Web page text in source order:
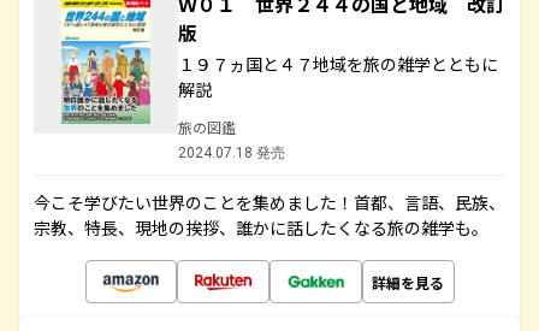
版
１９７ヵ国と４７地域を旅の雑学とともに
解説
旅の図鑑
2024.07.18 発売
今こそ学びたい世界のことを集めました！首都、言語、民族、
宗教、特長、現地の挨拶、誰かに話したくなる旅の雑学も。
詳細を見る